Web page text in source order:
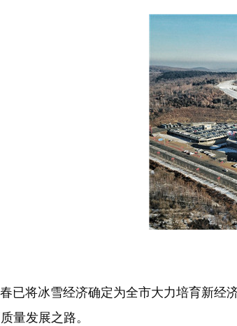
将冰雪经济确定为全市大力培育新经
量发展之路。